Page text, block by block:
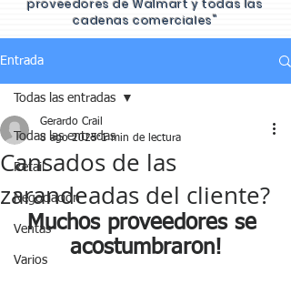
proveedores de Walmart y todas las
cadenas comerciales"
Entrada
Todas las entradas
Retail
Negociación
Ventas
Varios
Todas las entradas
Cansados de las
zarandeadas del cliente?
Gerardo Crail
8 ago 2025 1 min de lectura
Muchos proveedores se
acostumbraron!